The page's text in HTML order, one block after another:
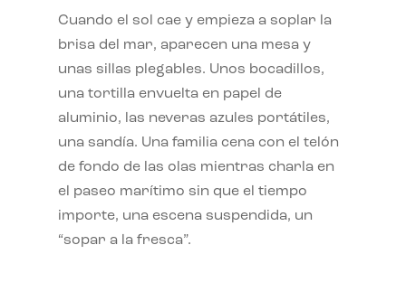
Cuando el sol cae y empieza a soplar la
brisa del mar, aparecen una mesa y
unas sillas plegables. Unos bocadillos,
una tortilla envuelta en papel de
aluminio, las neveras azules portátiles,
una sandía. Una familia cena con el telón
de fondo de las olas mientras charla en
el paseo marítimo sin que el tiempo
importe, una escena suspendida, un
“sopar a la fresca”.